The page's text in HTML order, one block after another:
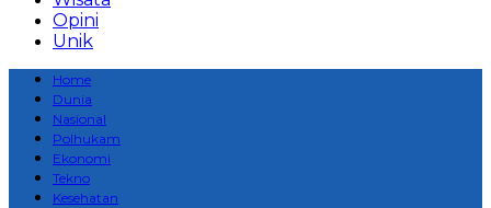
Opini
Unik
Home
Dunia
Nasional
Polhukam
Ekonomi
Tekno
Kesehatan